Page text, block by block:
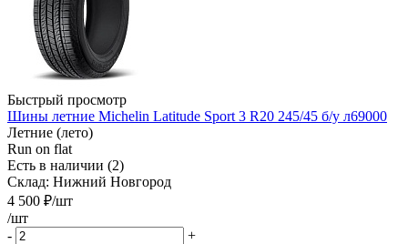
Быстрый просмотр
Шины летние Michelin Latitude Sport 3 R20 245/45 б/у л69000
Летние (лето)
Run on flat
Есть в наличии (2)
Склад: Нижний Новгород
4 500 ₽/шт
/шт
-
+